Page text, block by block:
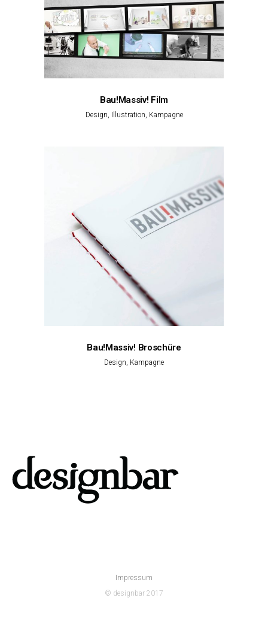
Bau!Massiv! Film
Design, Illustration, Kampagne
Bau!Massiv! Broschüre
Design, Kampagne
Impressum
© designbar 2017